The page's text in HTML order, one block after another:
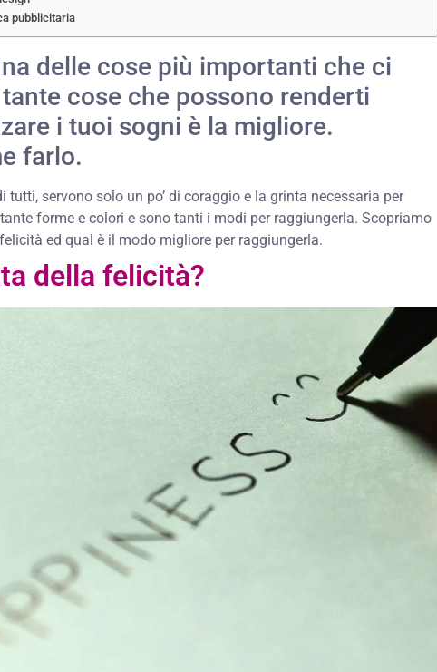
pubblicitaria
delle cose più importanti che ci
cose che possono renderti
i tuoi sogni è la migliore.
farlo.
tutti, servono solo un po’ di coraggio e la grinta necessaria per
forme e colori e sono tanti i modi per raggiungerla. Scopriamo
ed qual è il modo migliore per raggiungerla.
della felicità?